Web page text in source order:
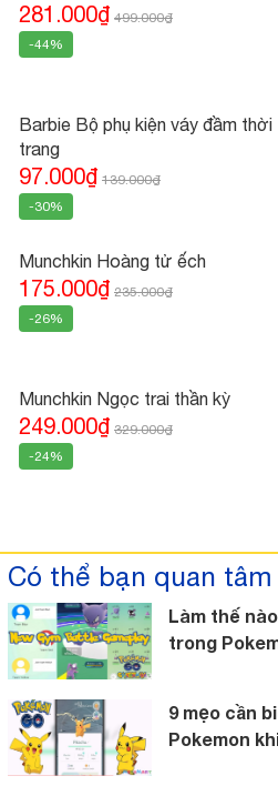
281.000₫ 499.000₫
-44%
Barbie Bộ phụ kiện váy đầm thời
trang
97.000₫ 139.000₫
-30%
Munchkin Hoàng tử ếch
175.000₫ 235.000₫
-26%
Munchkin Ngọc trai thần kỳ
249.000₫ 329.000₫
-24%
Có thể bạn quan tâm
Làm thế
trong
9 mẹo cần
Pokemon